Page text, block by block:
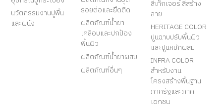
นวัตกรรมงานปูพื้น
และผนัง
รอยต่อและยึดติด
ผลิตภัณฑ์น้ำยา
เคลือบและปกป้อง
พื้นผิว
ผลิตภัณฑ์น้ำยาผสม
ผลิตภัณฑ์อื่นๆ
สีเท็กเจอร์ สีสร้าง
ลาย
HERITAGE COLOR
ปูนฉาบปรับพื้นผิว
และปูนหมักผสม
INFRA COLOR
สำหรับงาน
โครงสร้างพื้นฐาน
ภาครัฐและภาค
เอกชน